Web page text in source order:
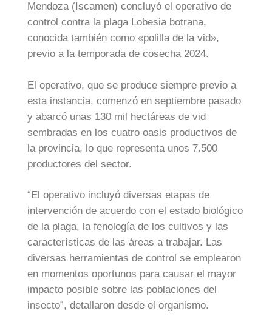
Mendoza (Iscamen) concluyó el operativo de
control contra la plaga Lobesia botrana,
conocida también como «polilla de la vid»,
previo a la temporada de cosecha 2024.
El operativo, que se produce siempre previo a
esta instancia, comenzó en septiembre pasado
y abarcó unas 130 mil hectáreas de vid
sembradas en los cuatro oasis productivos de
la provincia, lo que representa unos 7.500
productores del sector.
“El operativo incluyó diversas etapas de
intervención de acuerdo con el estado biológico
de la plaga, la fenología de los cultivos y las
características de las áreas a trabajar. Las
diversas herramientas de control se emplearon
en momentos oportunos para causar el mayor
impacto posible sobre las poblaciones del
insecto”, detallaron desde el organismo.